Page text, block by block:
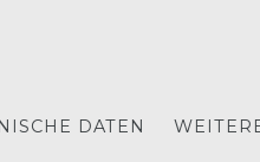
DATEN